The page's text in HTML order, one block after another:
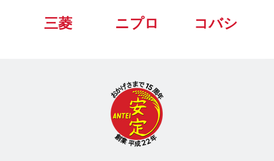
三菱
ニプロ コバシ